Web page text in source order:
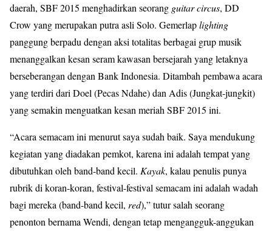
daerah, SBF 2015 menghadirkan seorang guitar circus, DD
Crow yang merupakan putra asli Solo. Gemerlaplighting
panggung berpadu dengan aksi totalitas berbagai grup musik
menanggalkan kesan seram kawasan bersejarah yang letaknya
berseberangan dengan Bank Indonesia. Ditambah pembawa acara
yang terdiri dari Doel (Pecas Ndahe) dan Adis (Jungkat-jungkit)
yang semakin menguatkan kesan meriah SBF 2015 ini.
“Acara semacam ini menurut saya sudah baik. Saya mendukung
kegiatan yang diadakan pemkot, karena ini adalah tempat yang
dibutuhkan oleh band-band kecil. Kayak, kalau penulis punya
rubrik di koran-koran, festival-festival semacam ini adalah wadah
bagi mereka (band-band kecil, red),” tutur salah seorang
penonton bernama Wendi, dengan tetap mengangguk-anggukan